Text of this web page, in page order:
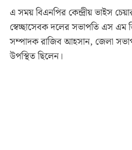
এ সময় বিএনপির কেন্দ্রীয় ভাইস
স্বেচ্ছাসেবক দলের সভাপতি এস এম
সম্পাদক রাজিব আহসান, জেলা
উপস্থিত ছিলেন।